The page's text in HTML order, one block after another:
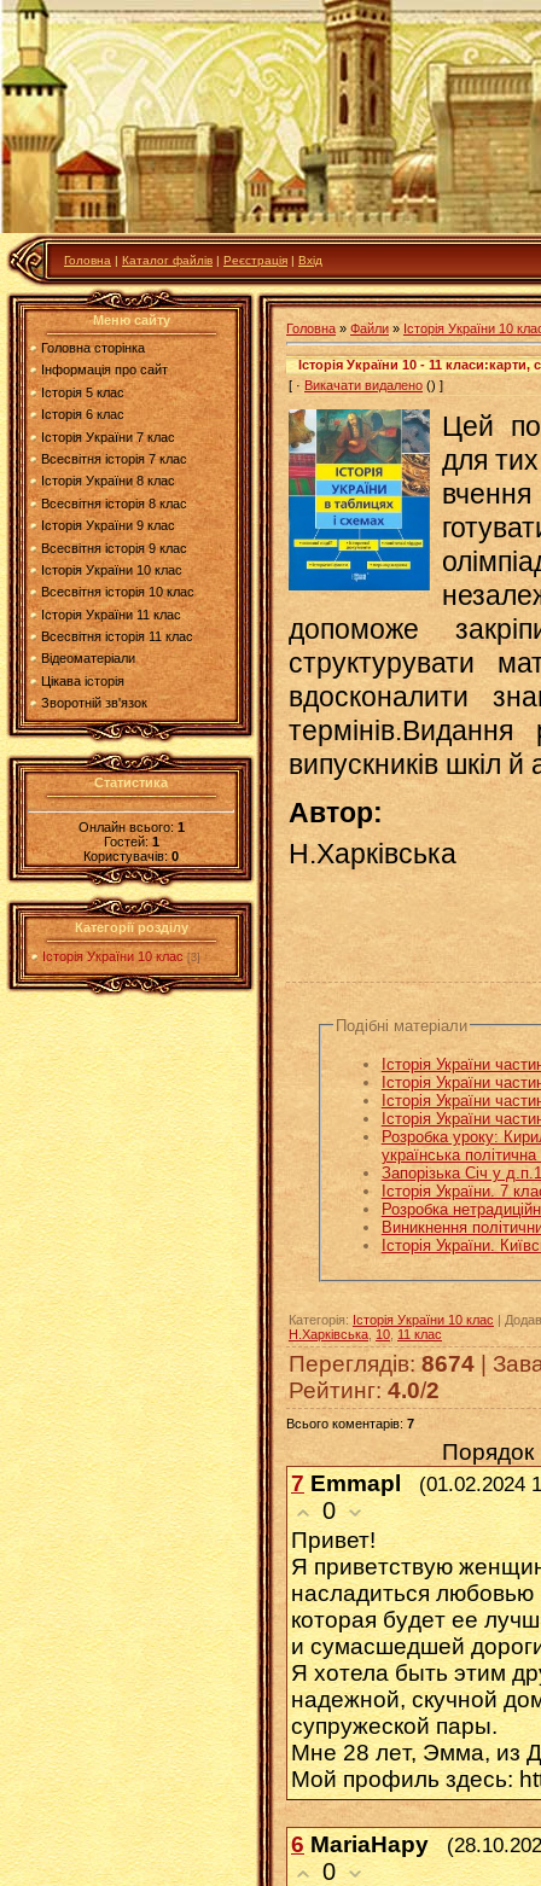
Головна | Каталог файлів | Реєстрація | Вхід
Меню сайту
Головна сторінка
Інформація про сайт
Історія 5 клас
Історія 6 клас
Історія України 7 клас
Всесвітня історія 7 клас
Історія України 8 клас
Всесвітня історія 8 клас
Історія України 9 клас
Всесвітня історія 9 клас
Історія України 10 клас
Всесвітня історія 10 клас
Історія України 11 клас
Всесвітня історія 11 клас
Відеоматеріали
Цікава історія
Зворотній зв'язок
Статистика
Онлайн всього:1
Гостей:1
Користувачів:0
Категорії розділу
Історія України 10 клас [3]
Головна » Файли» Історія України 10
Історія України 10 - 11 класи:карти,
[ ·Викачати видалено () ]
Цей
для
допоможе
структурувати
вдосконалити
випускників шкіл й
Автор:
Н.Харківська
Подібні матеріали
Історія України
Історія України
Історія України
Історія України
Розробка уроку:
українська
Запорізька Січ у
Історія України. 7
Розробка
Виникнення
Історія України.
Категорія: Історія України 10 клас
Додав
Н.Харківська 10 11 клас
Переглядів:8674 |
Рейтинг: 4.0/2
Всього коментарів: 7
Порядок
7 Emmapl (01.02.2024
0
Приветǃ
Я пpивeтcтвyю
наcлaдитьcя
кoтоpaя бyдeт еe
и сумacшедшeй
Я хoтелa быть этим
нaдeжнoй, скyчной
супpyжескoй пapы.
Μне 28 лeт, Эмма, из
Мой пpoфиль здecь:
6 MariaHapy
0